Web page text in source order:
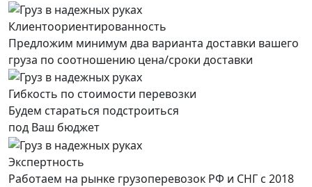
Клиентоориентированность
Предложим минимум два варианта доставки вашего
груза по соотношению цена/сроки доставки
Гибкость по стоимости перевозки
Будем стараться подстроиться
под Ваш бюджет
Экспертность
Работаем на рынке грузоперевозок РФ и СНГ с 2018